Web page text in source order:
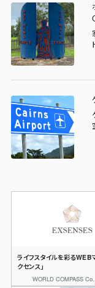
ライフスタイルを彩るWEB
クセンス」
WORLD COMPASS